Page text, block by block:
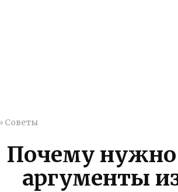
Советы
Почему нужно
аргументы